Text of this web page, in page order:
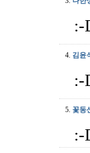
:-
4. 김윤
:-
5. 꽃동
:-